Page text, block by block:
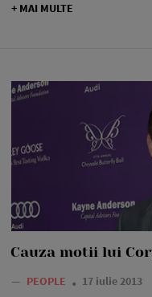
+ MAI MULTE
Cauza motii lui
— PEOPLE 17 iulie 2013